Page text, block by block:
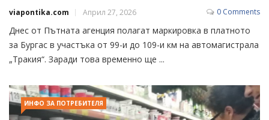
viapontika.com Април 27, 2026 0 Comments
Днес от Пътната агенция полагат маркировка в платното
за Бургас в участъка от 99-и до 109-и км на автомагистрала
„Тракия“. Заради това временно ще ...
ИНФО ЗА ПОТРЕБИТЕЛЯ